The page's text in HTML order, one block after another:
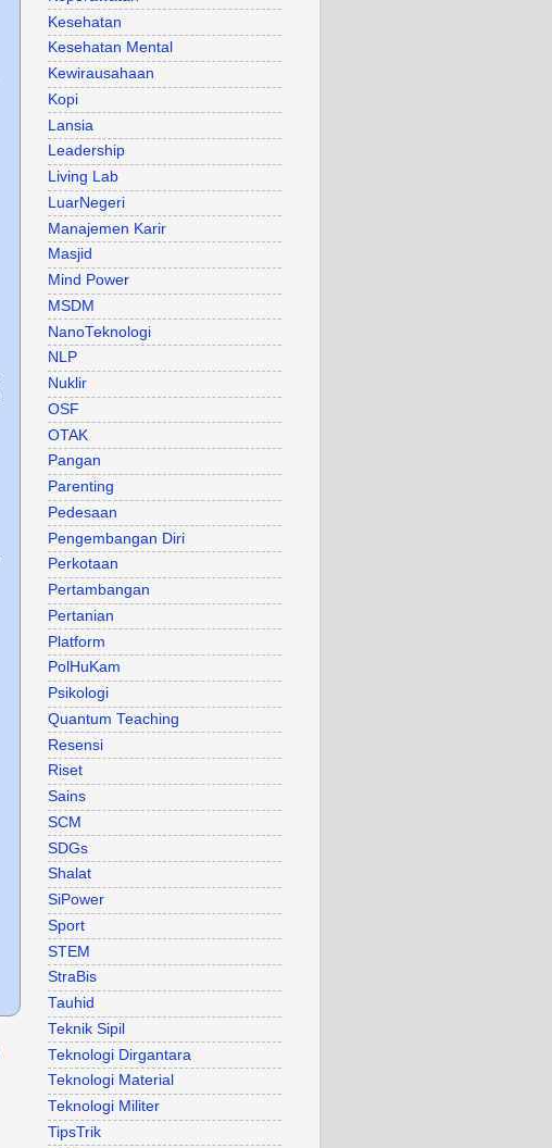
Kesehatan
Kesehatan Mental
Kewirausahaan
Kopi
Lansia
Leadership
Living Lab
LuarNegeri
Manajemen Karir
Masjid
Mind Power
MSDM
NanoTeknologi
NLP
Nuklir
OSF
OTAK
Pangan
Parenting
Pedesaan
Pengembangan Diri
Perkotaan
Pertambangan
Pertanian
Platform
PolHuKam
Psikologi
Quantum Teaching
Resensi
Riset
Sains
SCM
SDGs
Shalat
SiPower
Sport
STEM
StraBis
Tauhid
Teknik Sipil
Teknologi Dirgantara
Teknologi Material
Teknologi Militer
TipsTrik